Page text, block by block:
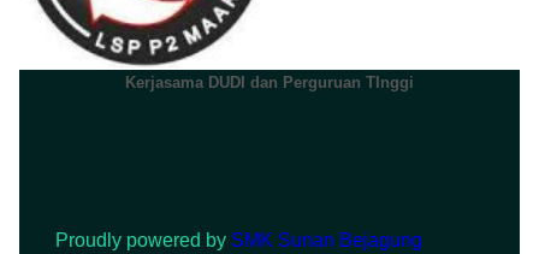
Kerjasama DUDI dan Perguruan TInggi
Proudly powered by SMK Sunan Bejagung